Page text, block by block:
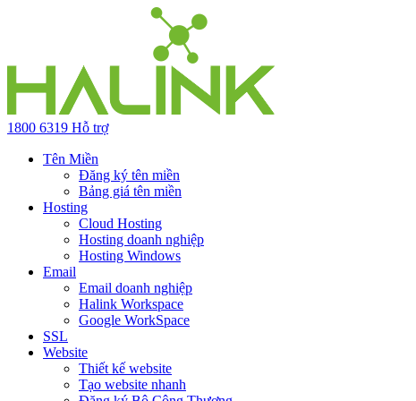
1800 6319 Hỗ trợ
Tên Miền
Đăng ký tên miền
Bảng giá tên miền
Hosting
Cloud Hosting
Hosting doanh nghiệp
Hosting Windows
Email
Email doanh nghiệp
Halink Workspace
Google WorkSpace
SSL
Website
Thiết kế website
Tạo website nhanh